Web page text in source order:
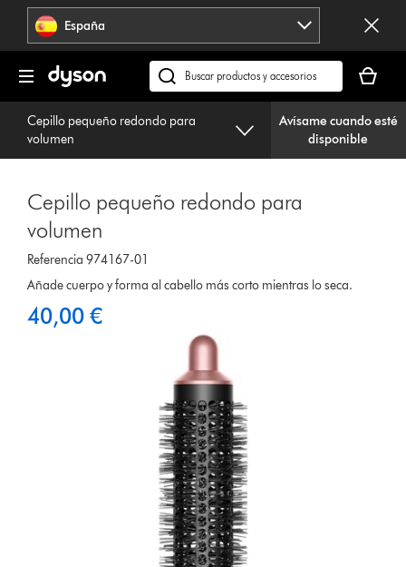
Omitir
navegación España
Buscar
en
dyson.es
cesta
está
vacía
Cepillo pequeño redondo para
volumen
Avísame cuando esté
disponible
Cepillo pequeño redondo para
volumen
Referencia 974167-01
Añade cuerpo y forma al cabello más corto mientras lo seca.
40,00 €